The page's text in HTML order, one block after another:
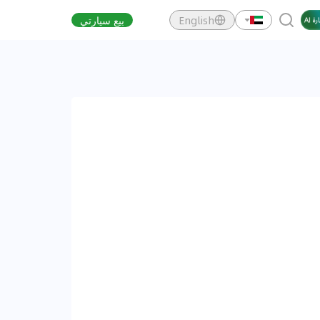
English بيع سيارتي